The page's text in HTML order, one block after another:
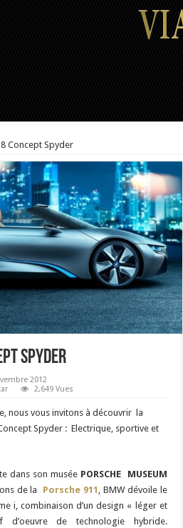
Concept Spyder
Spyder
2012
2,649 Vues
nous vous invitons à découvrir la
Spyder : Electrique, sportive et
dans son musée PORSCHE MUSEUM
de la Porsche 911 , BMW dévoile le
i, combinaison d’un design « léger et
de technologie hybride.